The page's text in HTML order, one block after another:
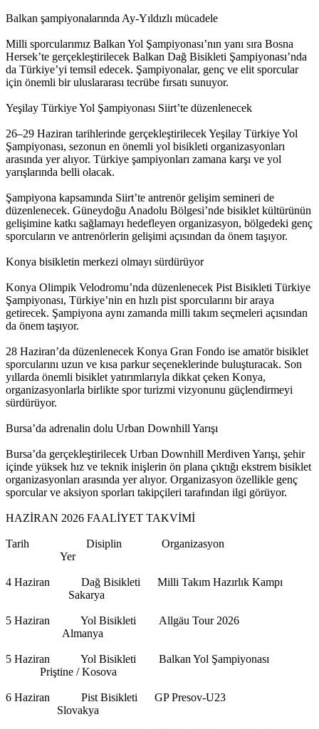
Balkan şampiyonalarında Ay-Yıldızlı mücadele
Milli sporcularımız Balkan Yol Şampiyonası’nın yanı sıra Bosna
Hersek’te gerçekleştirilecek Balkan Dağ Bisikleti Şampiyonası’nda
da Türkiye’yi temsil edecek. Şampiyonalar, genç ve elit sporcular
için önemli bir uluslararası tecrübe fırsatı sunuyor.
Yeşilay Türkiye Yol Şampiyonası Siirt’te düzenlenecek
26–29 Haziran tarihlerinde gerçekleştirilecek Yeşilay Türkiye Yol
Şampiyonası, sezonun en önemli yol bisikleti organizasyonları
arasında yer alıyor. Türkiye şampiyonları zamana karşı ve yol
yarışlarında belli olacak.
Şampiyona kapsamında Siirt’te antrenör gelişim semineri de
düzenlenecek. Güneydoğu Anadolu Bölgesi’nde bisiklet kültürünün
gelişimine katkı sağlamayı hedefleyen organizasyon, bölgedeki genç
sporcuların ve antrenörlerin gelişimi açısından da önem taşıyor.
Konya bisikletin merkezi olmayı sürdürüyor
Konya Olimpik Velodromu’nda düzenlenecek Pist Bisikleti Türkiye
Şampiyonası, Türkiye’nin en hızlı pist sporcularını bir araya
getirecek. Şampiyona aynı zamanda milli takım seçmeleri açısından
da önem taşıyor.
28 Haziran’da düzenlenecek Konya Gran Fondo ise amatör bisiklet
sporcularını uzun ve kısa parkur seçeneklerinde buluşturacak. Son
yıllarda önemli bisiklet yatırımlarıyla dikkat çeken Konya,
organizasyonlarla birlikte spor turizmi vizyonunu güçlendirmeyi
sürdürüyor.
Bursa’da adrenalin dolu Urban Downhill Yarışı
Bursa’da gerçekleştirilecek Urban Downhill Merdiven Yarışı, şehir
içinde yüksek hız ve teknik inişlerin ön plana çıktığı ekstrem bisiklet
organizasyonları arasında yer alıyor. Organizasyon özellikle genç
sporcular ve aksiyon sporları takipçileri tarafından ilgi görüyor.
HAZİRAN 2026 FAALİYET TAKVİMİ
Tarih Disiplin Organizasyon
Yer
4 Haziran Dağ Bisikleti Milli Takım Hazırlık Kampı
Sakarya
5 Haziran Yol Bisikleti Allgäu Tour 2026
Almanya
5 Haziran Yol Bisikleti Balkan Yol Şampiyonası
Priştine / Kosova
6 Haziran Pist Bisikleti GP Presov-U23
Slovakya